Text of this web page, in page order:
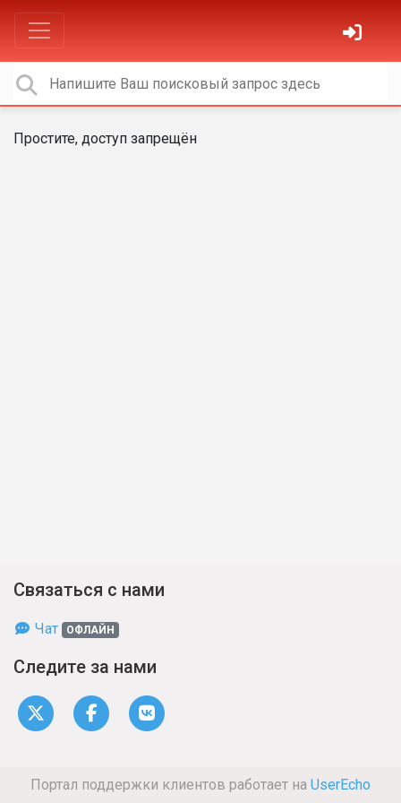
Простите, доступ запрещён
Связаться с нами
Чат ОФЛАЙН
Следите за нами
Портал поддержки клиентов работает на UserEcho